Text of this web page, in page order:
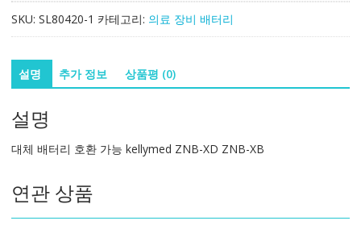
리
환
가
kellymed
ZNB-
XD
XB
수
SKU: SL80420-1 카테고리: 의료 장비 배터리
설명 추가 정보 상품평 (0)
설명
대체 배터리 호환 가능 kellymed ZNB-XD ZNB-XB
연관 상품